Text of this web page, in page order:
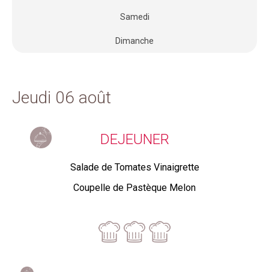
Samedi
Dimanche
Jeudi 06 août
DEJEUNER
Salade de Tomates Vinaigrette
Coupelle de Pastèque Melon